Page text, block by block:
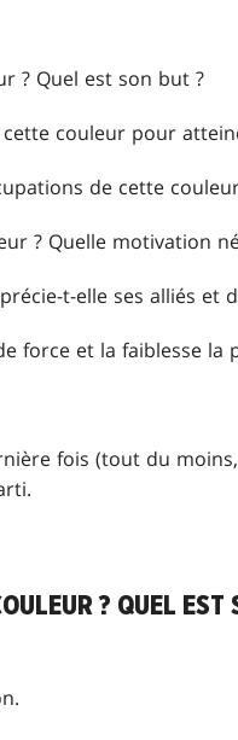
? Quel est son but ?
cette couleur pour
de cette
? Quelle motivation
t-elle ses alliés et
force et la faiblesse
fois (tout du
? QUEL EST